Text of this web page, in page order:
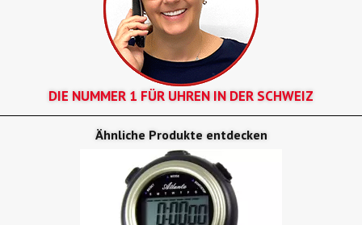
DIE NUMMER 1 FÜR UHREN IN DER SCHWEIZ
Ähnliche Produkte entdecken